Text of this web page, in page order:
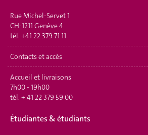
Rue Michel-Servet 1
CH-1211 Genève 4
tél. +41 22 379 71 11
Contacts et accès
Accueil et livraisons
7h00 - 19h00
tél. + 41 22 379 59 00
Étudiantes & étudiants